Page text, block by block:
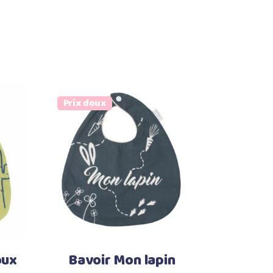
Prix doux
Ajouter au panier
Bavoir Mon lapin